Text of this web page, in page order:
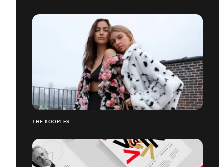
THE KOOPLES